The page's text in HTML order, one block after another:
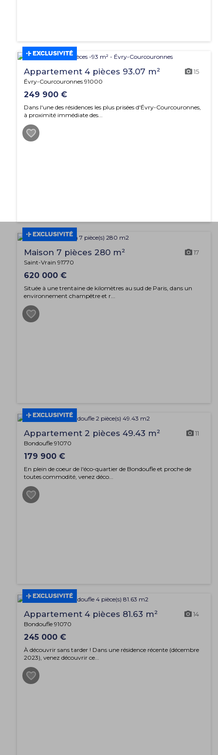
EXCLUSIVITÉ
Appartement 4 pièces 93.07 m² 15
Évry-Courcouronnes 91000
249 900 €
Dans l'une des résidences les plus prisées d'Évry-Courcouronnes,
à proximité immédiate des...
EXCLUSIVITÉ
Maison 7 pièces 280 m² 17
Saint-Vrain 91770
620 000 €
Située à une trentaine de kilomètres au sud de Paris, dans un
environnement champêtre et r...
EXCLUSIVITÉ
Appartement 2 pièces 49.43 m² 11
Bondoufle 91070
179 900 €
En plein de coeur de l'éco-quartier de Bondoufle et proche de
toutes commodité, venez déco...
EXCLUSIVITÉ
Appartement 4 pièces 81.63 m² 14
Bondoufle 91070
245 000 €
À découvrir sans tarder ! Dans une résidence récente (décembre
2023), venez découvrir ce...